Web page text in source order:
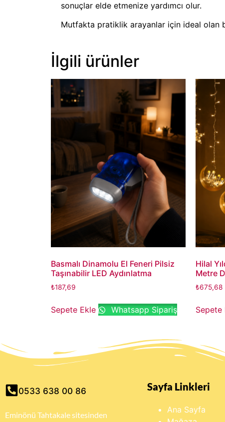
sonuçlar elde etmenize yardımcı olur.
Mutfakta pratiklik arayanlar için ideal olan
İlgili ürünler
Basmalı Dinamolu El Feneri Pilsiz
Taşınabilir LED Aydınlatma
₺187,69
Sepete Ekle Whatsapp Sipariş
Hilal
Metre
₺675,68
Sepete
0533 638 00 86
Eminönü Tahtakale sitesinden
Sayfa Linkleri
Ana Sayfa